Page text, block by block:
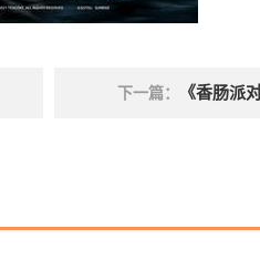
下一篇： 《香肠派